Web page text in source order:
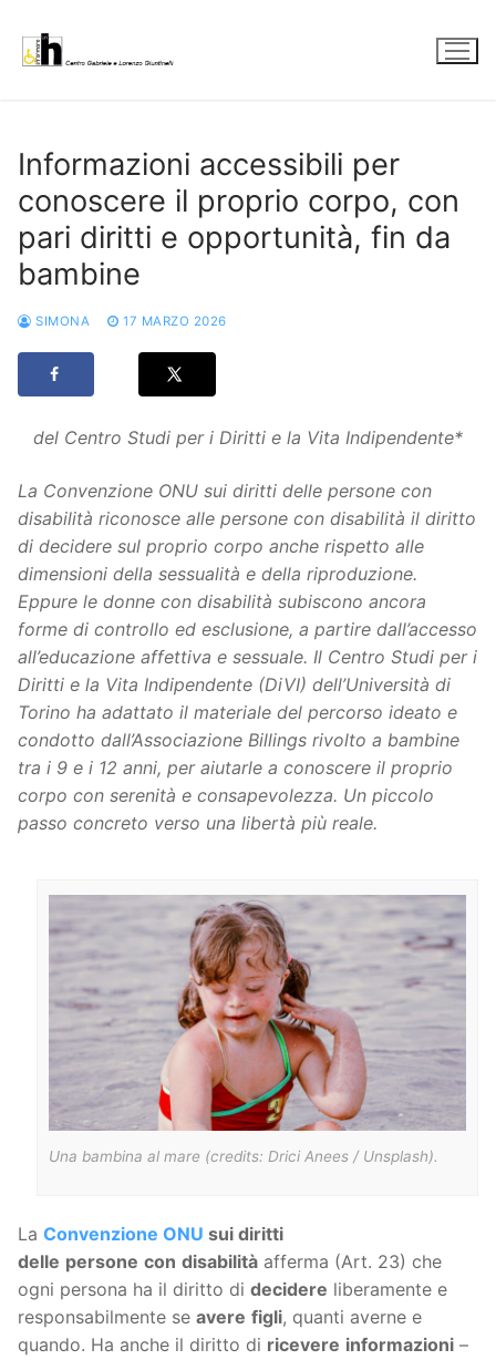
contenuto
Informazioni accessibili per
conoscere il proprio corpo, con
pari diritti e opportunità, fin da
bambine
SIMONA 17 MARZO 2026
del Centro Studi per i Diritti e la Vita Indipendente*
La Convenzione ONU sui diritti delle persone con
disabilità riconosce alle persone con disabilità il diritto
di decidere sul proprio corpo anche rispetto alle
dimensioni della sessualità e della riproduzione.
Eppure le donne con disabilità subiscono ancora
forme di controllo ed esclusione, a partire dall’accesso
all’educazione affettiva e sessuale. Il Centro Studi per i
Diritti e la Vita Indipendente (DiVI) dell’Università di
Torino ha adattato il materiale del percorso ideato e
condotto dall’Associazione Billings rivolto a bambine
tra i 9 e i 12 anni, per aiutarle a conoscere il proprio
corpo con serenità e consapevolezza. Un piccolo
passo concreto verso una libertà più reale.
Una bambina al mare (credits: Drici Anees / Unsplash).
La Convenzione ONU sui diritti
delle persone con disabilità afferma (Art. 23) che
ogni persona ha il diritto di decidere liberamente e
responsabilmente se avere figli, quanti averne e
quando. Ha anche il diritto di ricevere informazioni –